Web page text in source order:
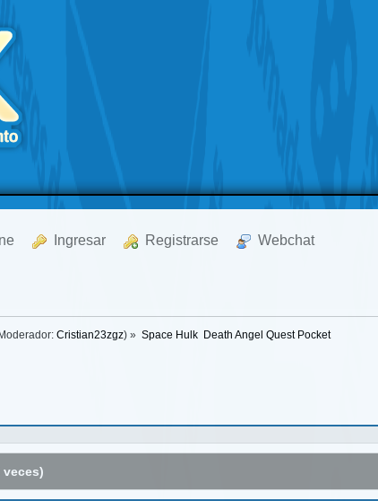
Ingresar Registrarse Webchat
Cristian23zgz) » Space Hulk  Death Angel Quest Pocket